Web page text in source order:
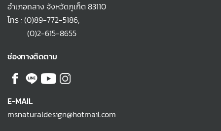
อำเภอถลาง จังหวัดภูเก็ต 83110
โทร : (0)89-772-5186,
(0)2-615-8655
ช่องทางติดตาม
E-MAIL
msnaturaldesign@hotmail.com